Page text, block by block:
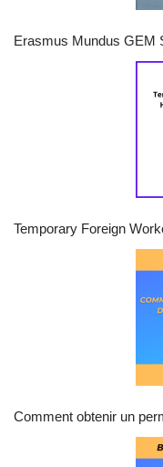
Erasmus Mundus GEM
Temporary Foreign
Comment obtenir un